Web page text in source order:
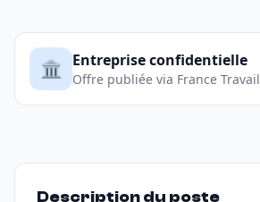
🏛️ Entreprise confidentielle
Offre publiée via France Travail
Description du poste